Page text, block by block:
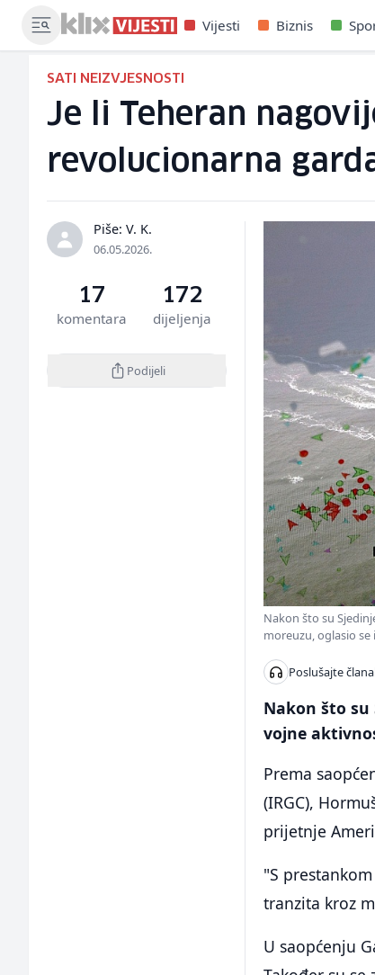
Vijesti Biznis
SATI NEIZVJESNOSTI
Je li Teheran
revolucionarna
Piše: V. K.
06.05.2026.
17
komentara
172
dijeljenja
Podijeli
Nakon što su
moreuzu, oglasio
Poslušajte
Nakon što su
vojne
Prema
(IRGC),
prijetnje
"S
tranzita kroz
U saopćenju